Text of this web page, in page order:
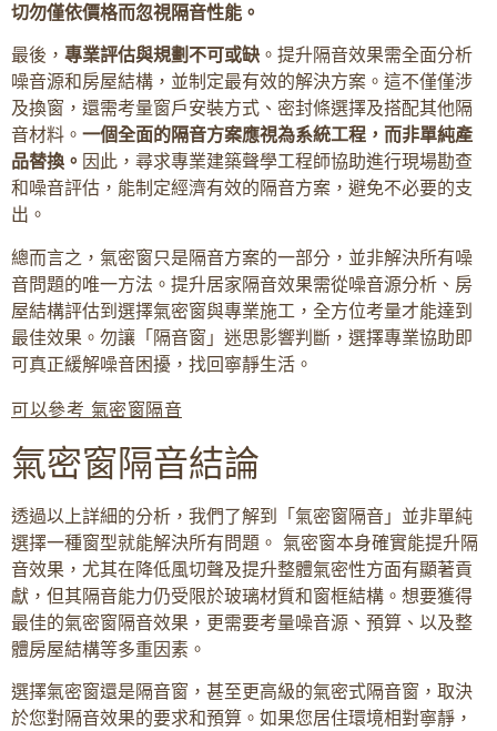
切勿僅依價格而忽視隔音性能。
最後， 專業評估與規劃不可或缺 。提升隔音效果需全面分析
噪音源和房屋結構，並制定最有效的解決方案。這不僅僅涉
及換窗，還需考量窗戶安裝方式、密封條選擇及搭配其他隔
音材料。 一個全面的隔音方案應視為系統工程，而非單純產
品替換。 因此，尋求專業建築聲學工程師協助進行現場勘查
和噪音評估，能制定經濟有效的隔音方案，避免不必要的支
出。
總而言之，氣密窗只是隔音方案的一部分，並非解決所有噪
音問題的唯一方法。提升居家隔音效果需從噪音源分析、房
屋結構評估到選擇氣密窗與專業施工，全方位考量才能達到
最佳效果。勿讓「隔音窗」迷思影響判斷，選擇專業協助即
可真正緩解噪音困擾，找回寧靜生活。
可以參考 氣密窗隔音
氣密窗隔音結論
透過以上詳細的分析，我們了解到「氣密窗隔音」並非單純
選擇一種窗型就能解決所有問題。 氣密窗本身確實能提升隔
音效果，尤其在降低風切聲及提升整體氣密性方面有顯著貢
獻，但其隔音能力仍受限於玻璃材質和窗框結構。想要獲得
最佳的氣密窗隔音效果，更需要考量噪音源、預算、以及整
體房屋結構等多重因素。
選擇氣密窗還是隔音窗，甚至更高級的氣密式隔音窗，取決
於您對隔音效果的要求和預算。如果您居住環境相對寧靜，